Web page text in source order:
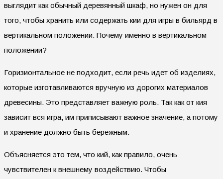
выглядит как обычный деревянный шкаф, но нужен он для
того, чтобы хранить или содержать кии для игры в бильярд в
вертикальном положении. Почему именно в вертикальном
положении?
Горизионтальное не подходит, если речь идет об изделиях,
которые изготавливаются вручную из дорогих материалов
древесины. Это представляет важную роль. Так как от кия
зависит вся игра, им приписывают важное значение, а потому
и хранение должно быть бережным.
Объясняется это тем, что кий, как правило, очень
чувствителен к внешнему воздействию. Чтобы